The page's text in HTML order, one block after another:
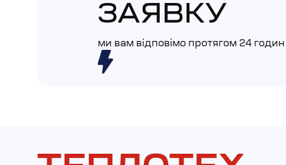
ЗАЯВКУ
ми вам відповімо протягом 24 годин